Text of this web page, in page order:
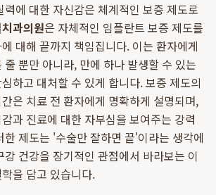
력에 대한 자신감은 체계적인 보증 제도로
과의원은 자체적인 임플란트 보증 제도를
대해 끝까지 책임집니다. 이는 환자에게
줄 뿐만 아니라, 만에 하나 발생할 수 있는
하고 대처할 수 있게 합니다. 보증 제도의
은 치료 전 환자에게 명확하게 설명되며,
과 진료에 대한 자부심을 보여주는 강력
한 제도는 '수술만 잘하면 끝'이라는 생각에
강 건강을 장기적인 관점에서 바라보는 이
을 담고 있습니다.